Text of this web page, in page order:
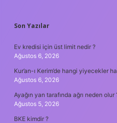
SIDEBAR
Son Yazılar
Ev kredisi için üst limit nedir ?
Ağustos 6, 2026
Kur’an-ı Kerim’de hangi yiyecekler
Ağustos 6, 2026
Ayağın yan tarafında ağrı neden olur
Ağustos 5, 2026
BKE kimdir ?